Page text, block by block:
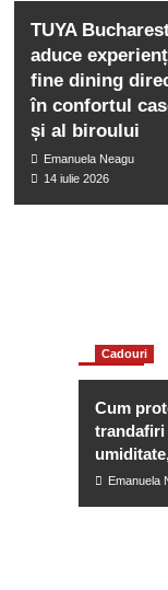
TUYA
aduce
fine dining
în confortul
și al biroului
Emanuela Neagu
14 iulie 2026
You
Cadouri
Cum
trandafiri
Emanuela